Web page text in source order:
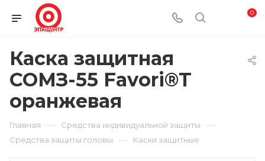
0
Каска защитная
СОМЗ-55 Favori®T
оранжевая
Главная — Средства индивидуальной защиты —
Средства защиты головы — Каски защитные